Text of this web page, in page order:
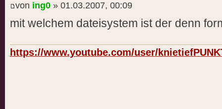
von ing0 » 01.03.2007, 00:09
mit welchem dateisystem ist der denn
https://www.youtube.com/user/